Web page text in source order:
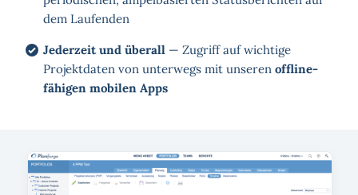
dem Laufenden
Jederzeit und überall— Zugriff auf wichtige
Projektdaten von unterwegs mit unseren offline-
fähigen mobilen Apps